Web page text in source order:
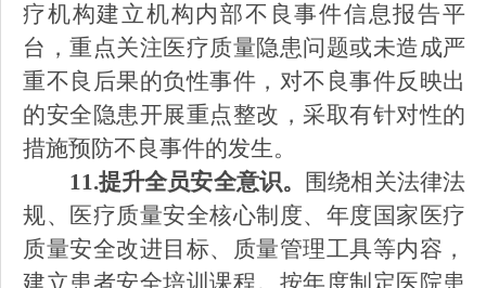
疗机构建立机构内部不良事件信息报告平
台，重点关注医疗质量隐患问题或未造成严
重不良后果的负性事件，对不良事件反映出
的安全隐患开展重点整改，采取有针对性的
措施预防不良事件的发生。
11.提升全员安全意识。
围绕相关法律法
规、医疗质量安全核心制度、年度国家医疗
质量安全改进目标、质量管理工具等内容，
建立患者安全培训课程。按年度制定医院患